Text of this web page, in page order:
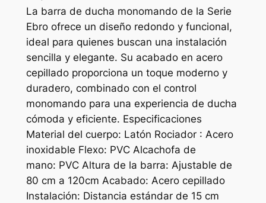
La barra de ducha monomando de la Serie
Ebro ofrece un diseño redondo y funcional,
ideal para quienes buscan una instalación
sencilla y elegante. Su acabado en acero
cepillado proporciona un toque moderno y
duradero, combinado con el control
monomando para una experiencia de ducha
cómoda y eficiente. Especificaciones
Material del cuerpo: Latón Rociador : Acero
inoxidable Flexo: PVC Alcachofa de
mano: PVC Altura de la barra: Ajustable de
80 cm a 120cm Acabado: Acero cepillado
Instalación: Distancia estándar de 15 cm